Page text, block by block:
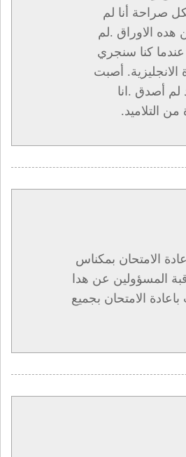
صراحة أنا لم
الاوراق .لم
عندما كنا سنجري
الانجليزية. أصبت
لم أصدق .انا
التلاميد.
الامتحان بمكناس
المسؤولين عن هدا
الامتحان بجميع